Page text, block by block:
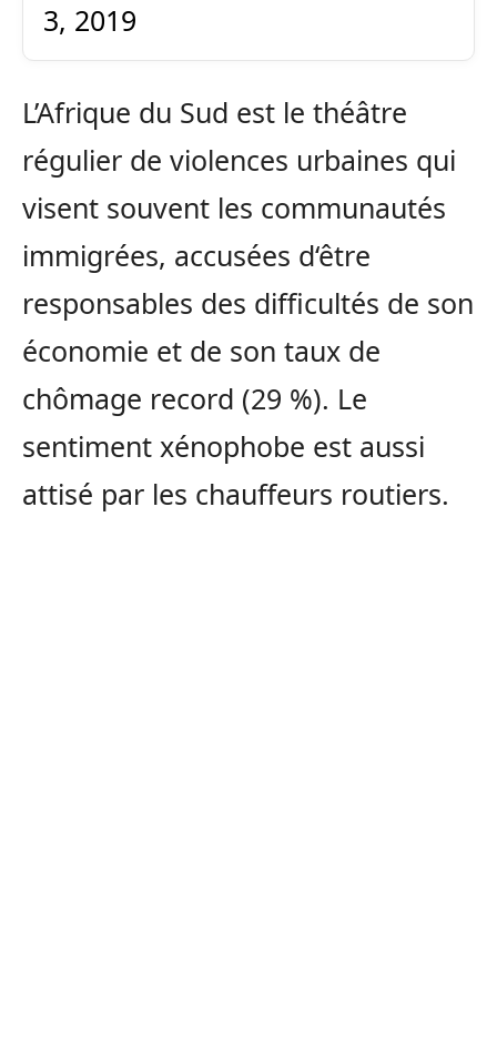
3, 2019
L’Afrique du Sud est le théâtre
régulier de violences urbaines qui
visent souvent les communautés
immigrées, accusées d‘être
responsables des difficultés de son
économie et de son taux de
chômage record (29 %). Le
sentiment xénophobe est aussi
attisé par les chauffeurs routiers.